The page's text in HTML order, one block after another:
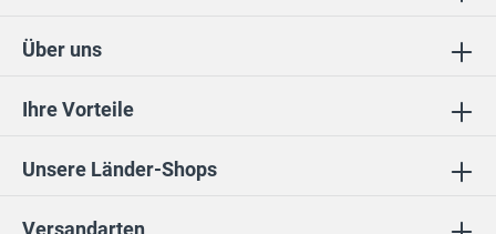
Ihre Vorteile
Unsere Länder-Shops
Über uns
Versandarten